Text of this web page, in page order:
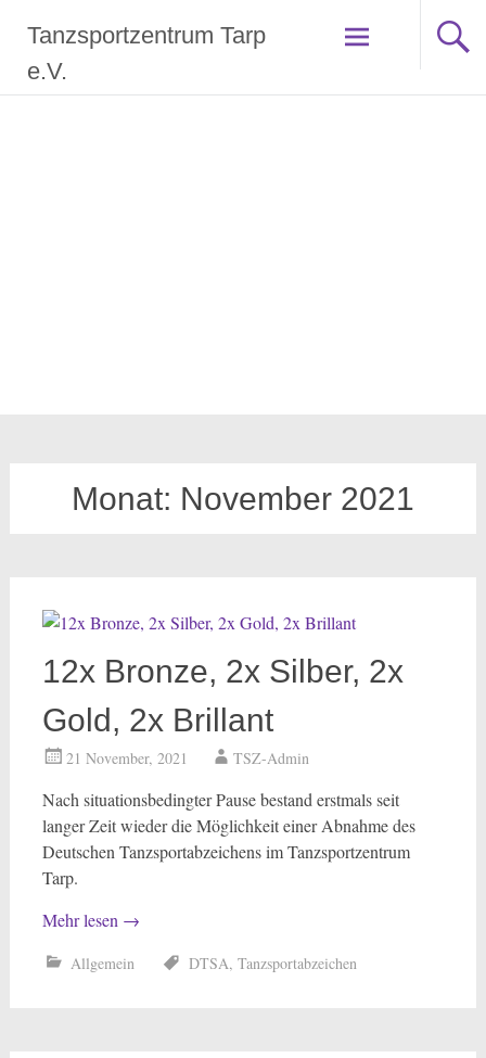
springen
Tanzsportzentrum Tarp
e.V.
Monat: November 2021
12x Bronze, 2x Silber, 2x
Gold, 2x Brillant
21 November, 2021 TSZ-Admin
Nach situationsbedingter Pause bestand erstmals seit
langer Zeit wieder die Möglichkeit einer Abnahme des
Deutschen Tanzsportabzeichens im Tanzsportzentrum
Tarp.
Mehr lesen →
Allgemein DTSA, Tanzsportabzeichen